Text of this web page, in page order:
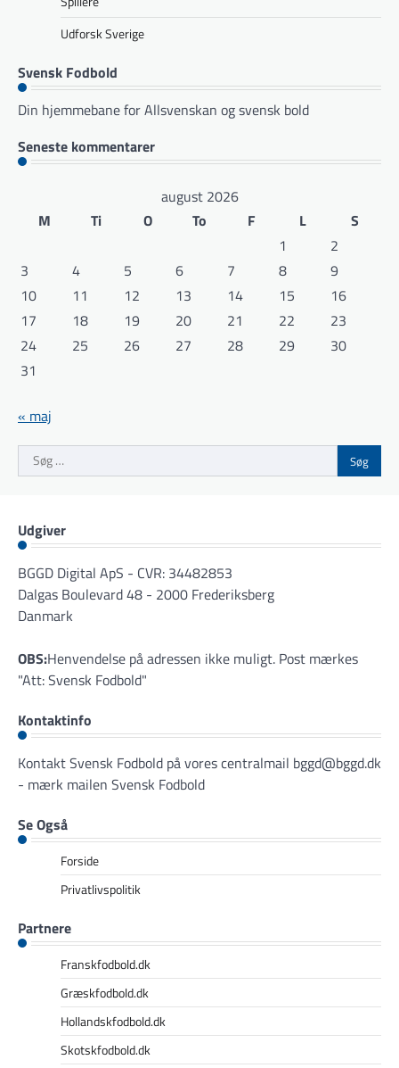
Udforsk Sverige
Svensk Fodbold
Din hjemmebane for Allsvenskan og svensk bold
Seneste kommentarer
august 2026
M
Ti O To F L
S
1
2
3
4 5 6 7 8
9
10
11 12 13 14 15
16
17
18 19 20 21 22
23
24
25 26 27 28 29
30
31
« maj
Søg
efter:
Udgiver
BGGD Digital ApS - CVR: 34482853
Dalgas Boulevard 48 - 2000 Frederiksberg
Danmark
OBS:Henvendelse på adressen ikke muligt. Post mærkes
"Att: Svensk Fodbold"
Kontaktinfo
Kontakt Svensk Fodbold på vores centralmail bggd@bggd.dk
- mærk mailen Svensk Fodbold
Se Også
Forside
Privatlivspolitik
Partnere
Franskfodbold.dk
Græskfodbold.dk
Hollandskfodbold.dk
Skotskfodbold.dk